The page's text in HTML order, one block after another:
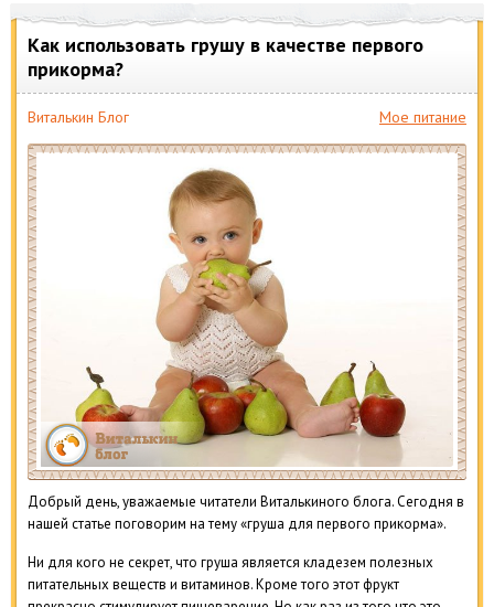
Как использовать грушу в качестве первого
прикорма?
Виталькин Блог Мое питание
Добрый день, уважаемые читатели Виталькиного блога. Сегодня в
нашей статье поговорим на тему «груша для первого прикорма».
Ни для кого не секрет, что груша является кладезем полезных
питательных веществ и витаминов. Кроме того этот фрукт